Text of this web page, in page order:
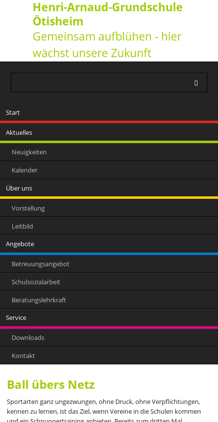
Henri-Arnaud-Grundschule
Ötisheim
Gemeinsam aufblühen - hier
wächst unsere Zukunft
überspringen
Start
Aktuelles
Neuigkeiten
Kalender
Über uns
Vorstellung
Leitbild
Angebote
Betreuungsangebot
Schulsozialarbeit
Beratungslehrkraft
Service
Downloads
Kontakt
Ball übers Netz
Sportarten ganz ungezwungen, ohne Druck, ohne Verpflichtungen,
kennen zu lernen, ist das Ziel, wenn Vereine in die Schulen kommen